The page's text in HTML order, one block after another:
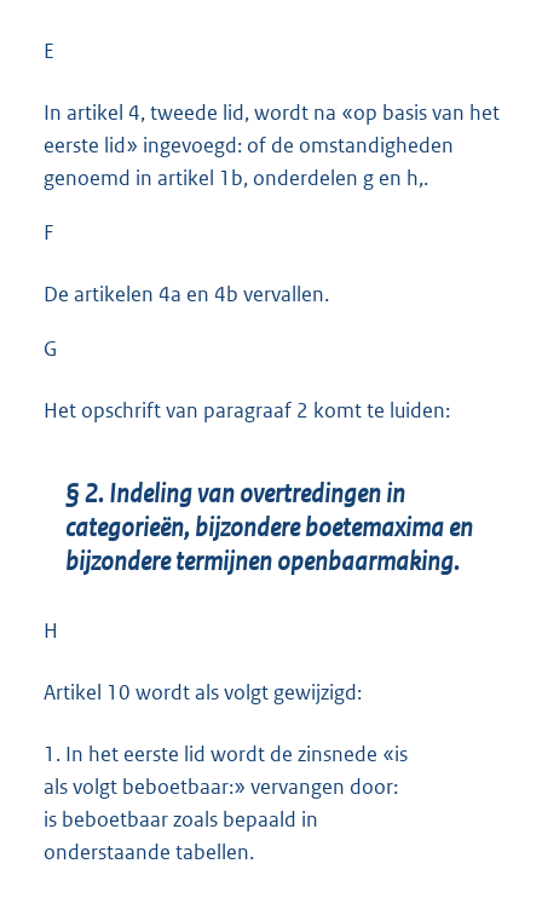
E
In artikel 4, tweede lid, wordt na «op basis van het
eerste lid» ingevoegd: of de omstandigheden
genoemd in artikel 1b, onderdelen g en h,.
F
De artikelen 4a en 4b vervallen.
G
Het opschrift van paragraaf 2 komt te luiden:
§ 2. Indeling van overtredingen in
categorieën, bijzondere boetemaxima en
bijzondere termijnen openbaarmaking.
H
Artikel 10 wordt als volgt gewijzigd:
1. In het eerste lid wordt de zinsnede «is
als volgt beboetbaar:» vervangen door:
is beboetbaar zoals bepaald in
onderstaande tabellen.